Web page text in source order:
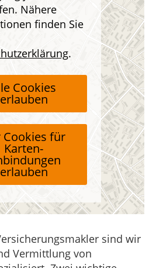
Nähere
finden Sie
.
Cookies
erlauben
Cookies für
Karten-
erlauben
sind wir
Vermittlung von